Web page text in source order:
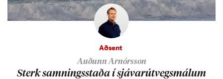
Aðsent
Auðunn Arnórsson
Sterk samn­ings­staða í sjáv­ar­út­vegs­mál­um